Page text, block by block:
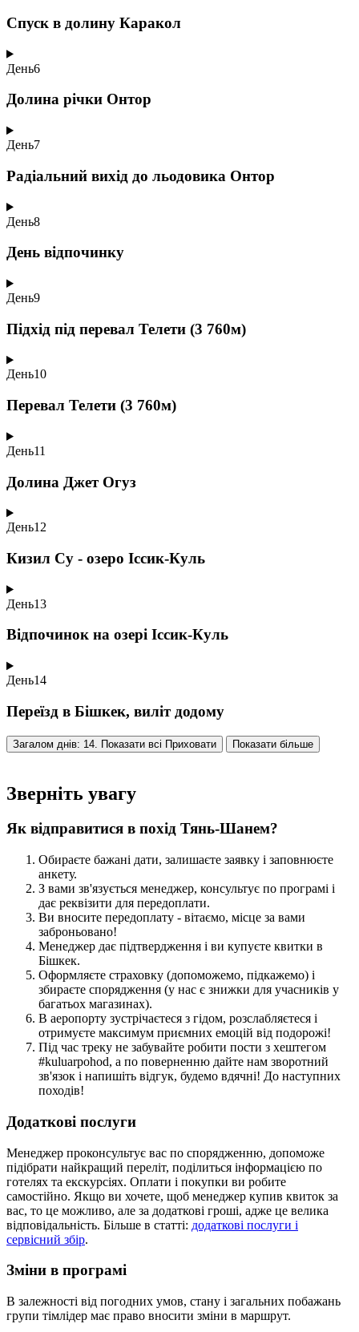
Спуск в долину Каракол
День6
Долина річки Онтор
День7
Радіальний вихід до льодовика Онтор
День8
День відпочинку
День9
Підхід під перевал Телети (3 760м)
День10
Перевал Телети (3 760м)
День11
Долина Джет Огуз
День12
Кизил Су - озеро Іссик-Куль
День13
Відпочинок на озері Іссик-Куль
День14
Переїзд в Бішкек, виліт додому
Загалом днів: 14. Показати всі Приховати Показати більше
Зверніть увагу
Як відправитися в похід Тянь-Шанем?
Обираєте бажані дати, залишаєте заявку і заповнюєте
анкету.
З вами зв'язується менеджер, консультує по програмі і
дає реквізити для передоплати.
Ви вносите передоплату - вітаємо, місце за вами
заброньовано!
Менеджер дає підтвердження і ви купуєте квитки в
Бішкек.
Оформляєте страховку (допоможемо, підкажемо) і
збираєте спорядження (у нас є знижки для учасників у
багатьох магазинах).
В аеропорту зустрічаєтеся з гідом, розслабляєтеся і
отримуєте максимум приємних емоцій від подорожі!
Під час треку не забувайте робити пости з хештегом
#kuluarpohod, а по поверненню дайте нам зворотний
зв'язок і напишіть відгук, будемо вдячні! До наступних
походів!
Додаткові послуги
Менеджер проконсультує вас по спорядженню, допоможе
підібрати найкращий переліт, поділиться інформацією по
готелях та екскурсіях. Оплати і покупки ви робите
самостійно. Якщо ви хочете, щоб менеджер купив квиток за
вас, то це можливо, але за додаткові гроші, адже це велика
відповідальність. Більше в статті: додаткові послуги і
сервісний збір.
Зміни в програмі
В залежності від погодних умов, стану і загальних побажань
групи тімлідер має право вносити зміни в маршрут.